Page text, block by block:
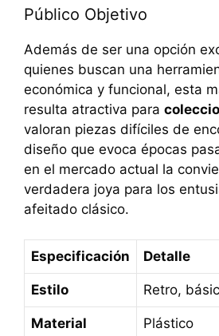
Público Objetivo
Además de ser una opción
quienes buscan una
económica y funcional, esta
resulta atractiva para
valoran piezas difíciles de
diseño que evoca épocas
en el mercado actual la
verdadera joya para los
afeitado clásico.
Especificación Detalle
Estilo Retro,
Material Plástico